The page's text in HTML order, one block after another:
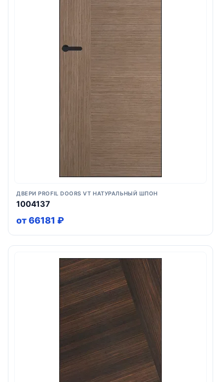
ДВЕРИ PROFIL DOORS VT НАТУРАЛЬНЫЙ ШПОН
1004137
от 66181 ₽